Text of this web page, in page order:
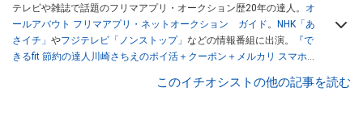
テレビや雑誌で話題のフリマアプリ・オークション歴20年の達人。 オ
ールアバウト フリマアプリ・ネットオークション ガイド。
NHK「あ
さイチ」 やフジテレビ「ノンストップ」 などの情報番組に出演。
『で
きるfit 節約の達人川崎さちえのポイ活＋クーポン＋メルカリ スマホで
スマホ1つでスキマ時間に効率的に稼ぐ！』（翔泳社刊） ほか著書多
このイチオシストの他の記事を読む